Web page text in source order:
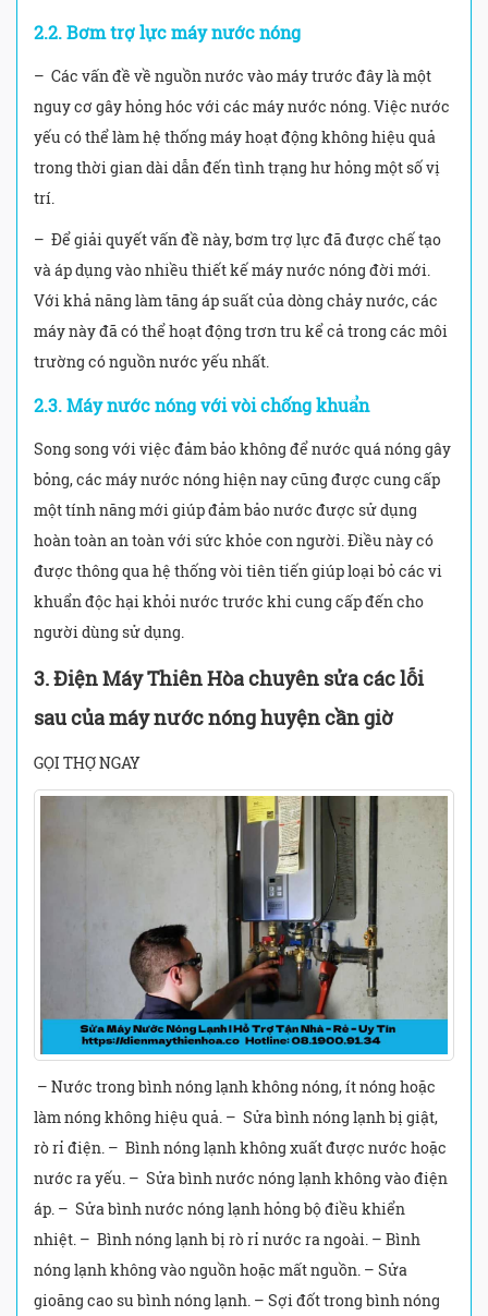
2.2. Bơm trợ lực máy nước nóng
– Các vấn đề về nguồn nước vào máy trước đây là một
nguy cơ gây hỏng hóc với các máy nước nóng. Việc nước
yếu có thể làm hệ thống máy hoạt động không hiệu quả
trong thời gian dài dẫn đến tình trạng hư hỏng một số vị
trí.
– Để giải quyết vấn đề này, bơm trợ lực đã được chế tạo
và áp dụng vào nhiều thiết kế máy nước nóng đời mới.
Với khả năng làm tăng áp suất của dòng chảy nước, các
máy này đã có thể hoạt động trơn tru kể cả trong các môi
trường có nguồn nước yếu nhất.
2.3. Máy nước nóng với vòi chống khuẩn
Song song với việc đảm bảo không để nước quá nóng gây
bỏng, các máy nước nóng hiện nay cũng được cung cấp
một tính năng mới giúp đảm bảo nước được sử dụng
hoàn toàn an toàn với sức khỏe con người. Điều này có
được thông qua hệ thống vòi tiên tiến giúp loại bỏ các vi
khuẩn độc hại khỏi nước trước khi cung cấp đến cho
người dùng sử dụng.
3. Điện Máy Thiên Hòa chuyên sửa các lỗi
sau của máy nước nóng huyện cần giờ
GỌI THỢ NGAY
– Nước trong bình nóng lạnh không nóng, ít nóng hoặc
làm nóng không hiệu quả. – Sửa bình nóng lạnh bị giật,
rò rỉ điện. – Bình nóng lạnh không xuất được nước hoặc
nước ra yếu. – Sửa bình nước nóng lạnh không vào điện
áp. – Sửa bình nước nóng lạnh hỏng bộ điều khiển
nhiệt. – Bình nóng lạnh bị rò rỉ nước ra ngoài. – Bình
nóng lạnh không vào nguồn hoặc mất nguồn. – Sửa
gioăng cao su bình nóng lạnh. – Sợi đốt trong bình nóng